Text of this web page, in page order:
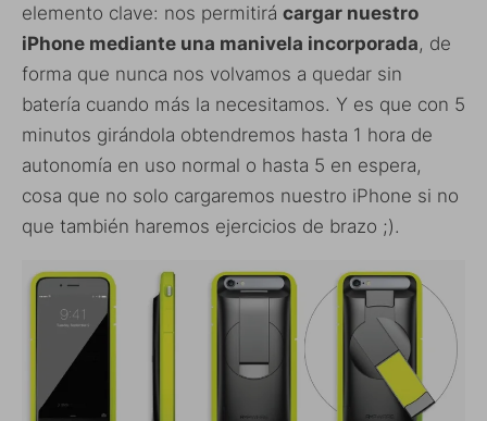
elemento clave: nos permitirá cargar nuestro
iPhone mediante una manivela incorporada, de
forma que nunca nos volvamos a quedar sin
batería cuando más la necesitamos. Y es que con 5
minutos girándola obtendremos hasta 1 hora de
autonomía en uso normal o hasta 5 en espera,
cosa que no solo cargaremos nuestro iPhone si no
que también haremos ejercicios de brazo ;).